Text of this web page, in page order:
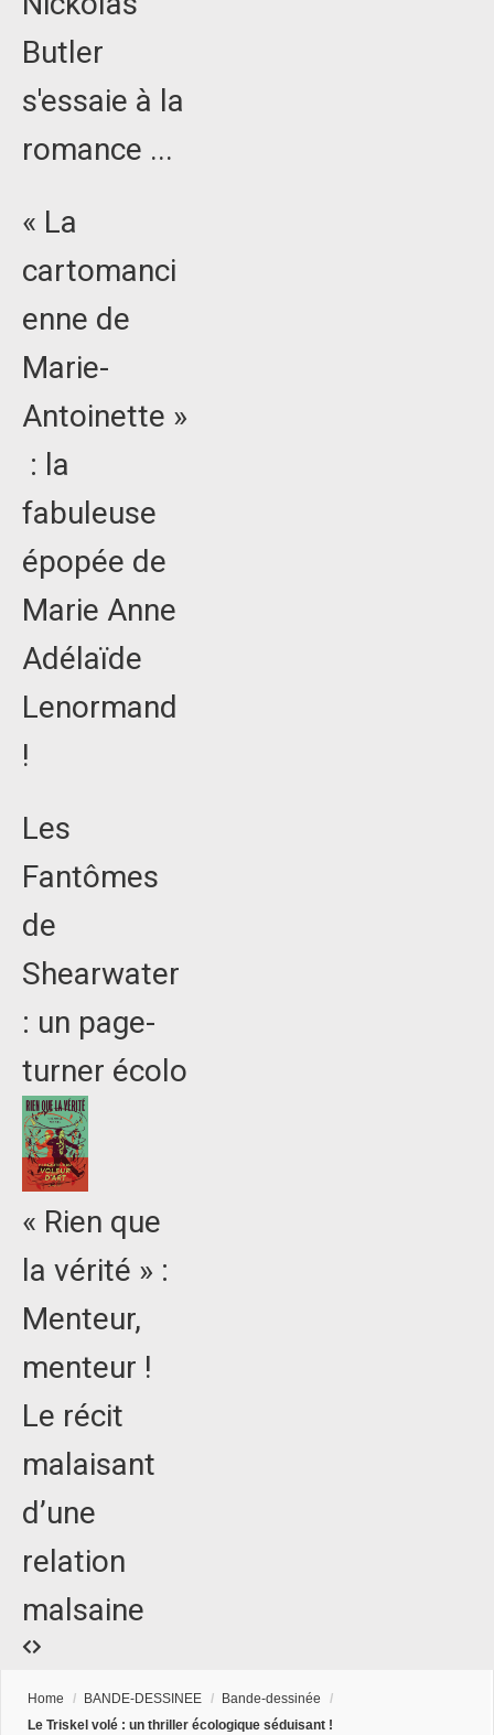
Butler
s'essaie à la
romance ...
« La
cartomanci
enne de
Marie-
Antoinette »
: la
fabuleuse
épopée de
Marie Anne
Adélaïde
Lenormand
!
Les
Fantômes
de
Shearwater
: un page-
turner écolo
« Rien que
la vérité » :
Menteur,
menteur !
Le récit
malaisant
d’une
relation
malsaine
Home / BANDE-DESSINEE / Bande-dessinée
/
Le Triskel volé : un thriller écologique séduisant !